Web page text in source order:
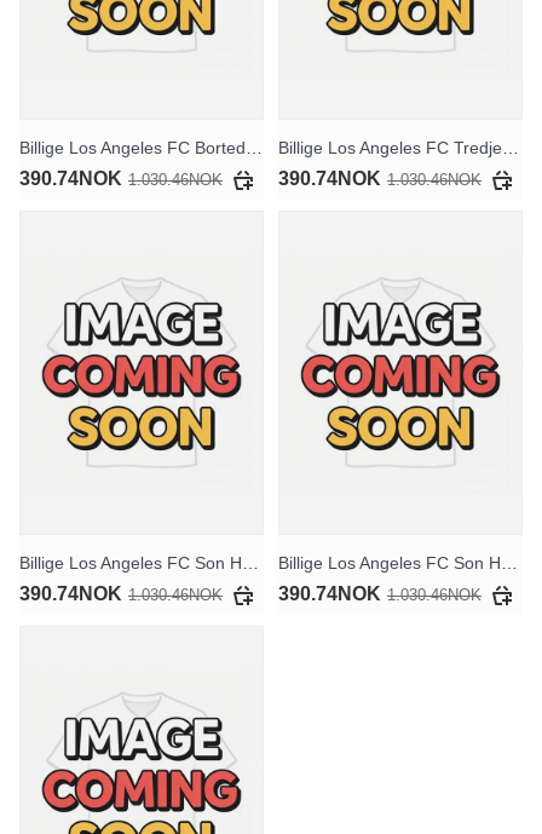
390.74NOK 1.030.46NOK 390.74NOK 1.030.46NOK
390.74NOK 1.030.46NOK 390.74NOK 1.030.46NOK